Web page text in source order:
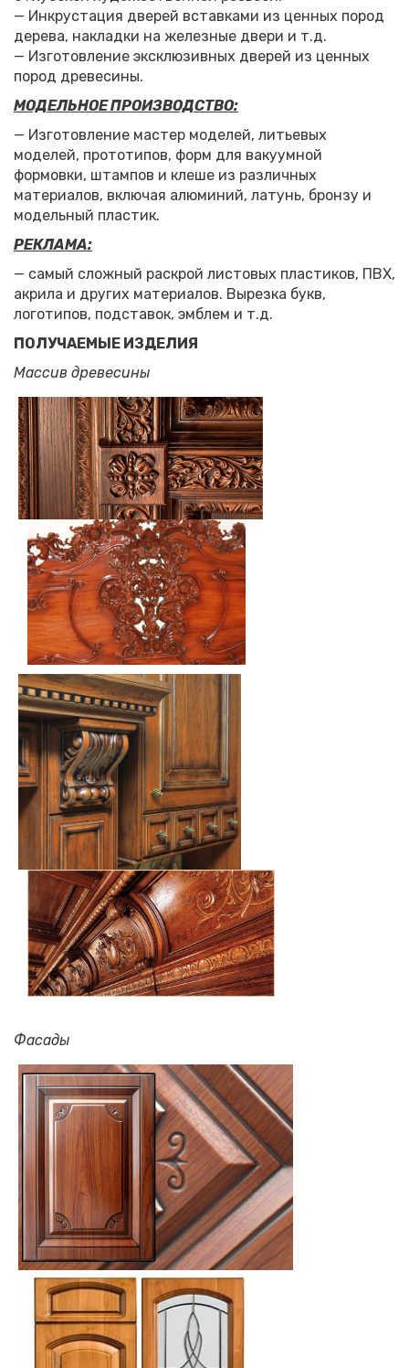
— Инкрустация дверей вставками из ценных пород
дерева, накладки на железные двери и т.д.
— Изготовление эксклюзивных дверей из ценных
пород древесины.
МОДЕЛЬНОЕ ПРОИЗВОДСТВО:
— Изготовление мастер моделей, литьевых
моделей, прототипов, форм для вакуумной
формовки, штампов и клеше из различных
материалов, включая алюминий, латунь, бронзу и
модельный пластик.
РЕКЛАМА:
— самый сложный раскрой листовых пластиков, ПВХ,
акрила и других материалов. Вырезка букв,
логотипов, подставок, эмблем и т.д.
ПОЛУЧАЕМЫЕ ИЗДЕЛИЯ
Массив древесины
Фасады